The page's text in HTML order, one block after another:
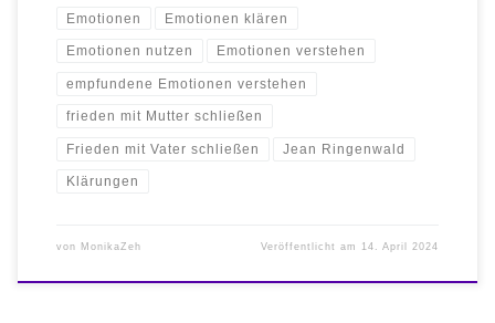
Emotionen Emotionen klären
Emotionen nutzen Emotionen verstehen
empfundene Emotionen verstehen
frieden mit Mutter schließen
Frieden mit Vater schließen Jean Ringenwald
Klärungen
von MonikaZeh Veröffentlicht am 14. April 2024